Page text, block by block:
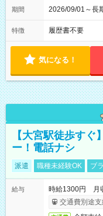
期間 2026/09/01～
特徴 履歴書不要
気になる！
【大宮駅徒歩すぐ
ー！電話ナシ
派遣 職種未経験OK ブ
給与
時給1300円 月
交通費別途支